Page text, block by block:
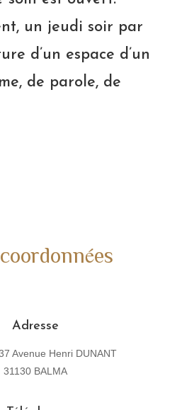
un jeudi soir par
d’un espace d’un
de parole, de
Adresse
Avenue Henri DUNANT
31130 BALMA